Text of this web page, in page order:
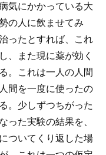
気にかかっている大
の人に飲ませてみ
ったとすれば、これ
、また現に薬が効く
。これは一人の人間
間を一度に使ったの
。少しずつちがった
った実験の結果を、
ついてくり返した場